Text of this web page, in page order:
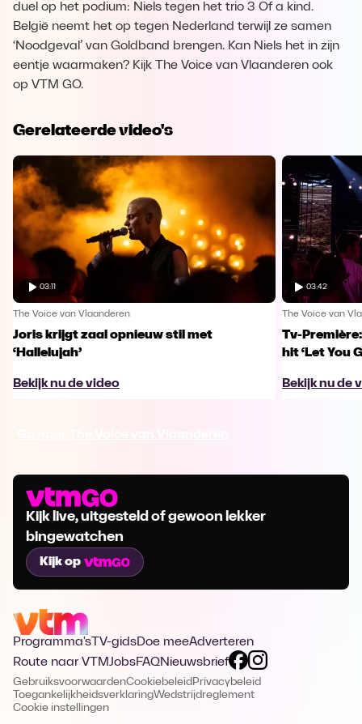
duel op het podium: Niels tegen het trio 3 Of a kind.
België neemt het op tegen Nederland terwijl ze samen
‘Noodgeval’ van Goldband brengen. Kan Niels het in zijn
eentje waarmaken? Kijk The Voice van Vlaanderen ook
op VTM GO.
Gerelateerde video's
03:11
The Voice van Vlaanderen
Joris krijgt zaal opnieuw stil met
‘Hallelujah’
Bekijk nu de video
03:42
The Voice van
Tv-
hit ‘Let You
Bekijk nu de
Kijk live, uitgesteld of gewoon lekker
bingewatchen
Kijk op
Programma's TV-gidsDoe meeAdverteren
Route naar VTMJobsFAQNieuwsbrief
GebruiksvoorwaardenCookiebeleid Privacybeleid
ToegankelijkheidsverklaringWedstrijdreglement
Cookie instellingen